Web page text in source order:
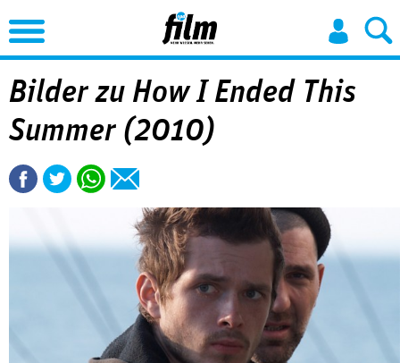
Jump to Navigation
Bilder zu How I Ended This
Summer (2010)